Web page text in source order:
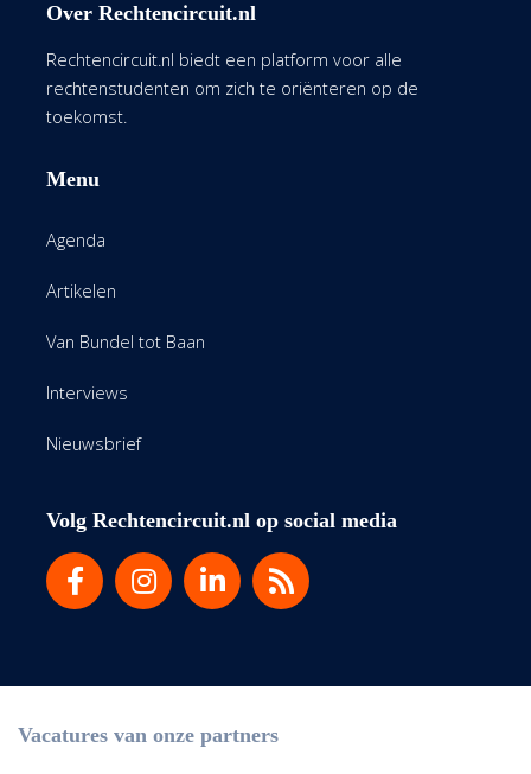
Over Rechtencircuit.nl
Rechtencircuit.nl biedt een platform voor alle
rechtenstudenten om zich te oriënteren op de
toekomst.
Menu
Agenda
Artikelen
Van Bundel tot Baan
Interviews
Nieuwsbrief
Volg Rechtencircuit.nl op social media
Vacatures van onze partners